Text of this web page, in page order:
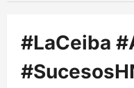
#LaCeiba